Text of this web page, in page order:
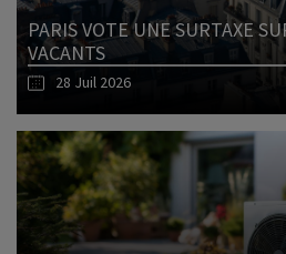
PARIS VOTE UNE SURTAXE
VACANTS
28 Juil 2026